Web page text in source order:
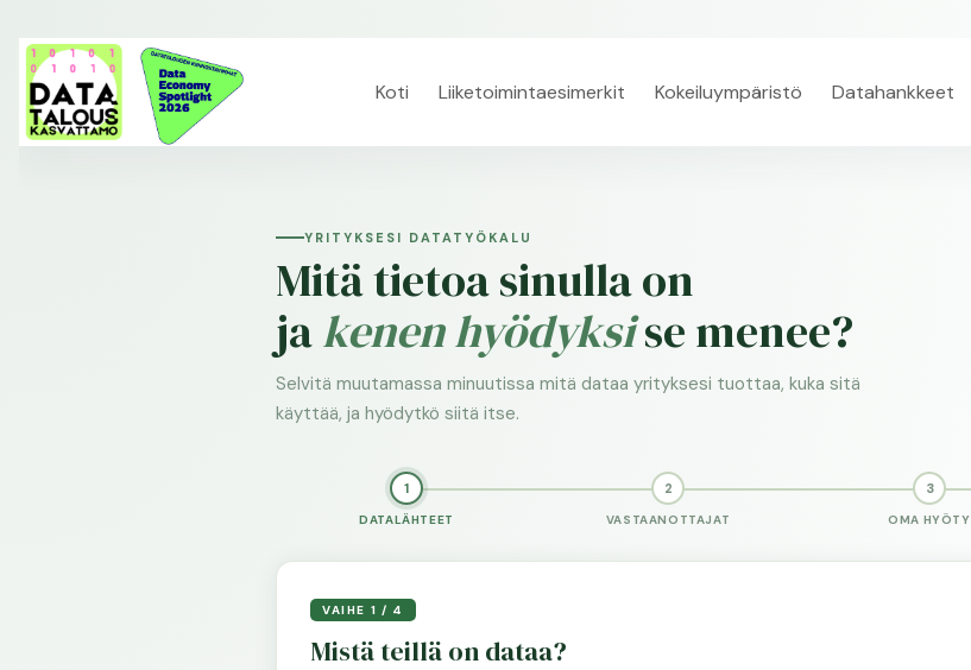
Koti Liiketoimintaesimerkit Kokeiluympäristö Datahankkeet
YRITYKSESI DATATYÖKALU
Mitä tietoa sinulla on
jakenen hyödyksise menee?
Selvitä muutamassa minuutissa mitä dataa yrityksesi tuottaa, kuka sitä
käyttää, ja hyödytkö siitä itse.
1
DATALÄHTEET
2
VASTAANOTTAJAT
3
OMA HYÖTY
VAIHE 1 / 4
Mistä teillä on dataa?